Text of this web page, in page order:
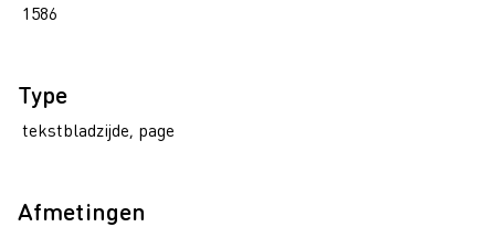
1586
Type
tekstbladzijde, page
Afmetingen